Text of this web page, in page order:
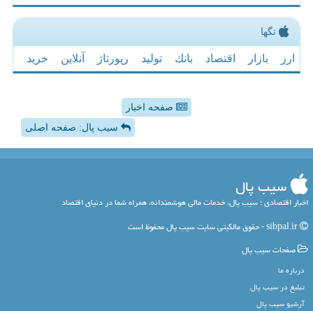
تگها
ارز بازار اقتصاد بانك تولید رپورتاژ آنلاین خرید
صفحه اخبار
سیب پال: صفحه اصلی
سیب پال
اخبار اقتصادی ؛ سیب پال، خدمات مالی هوشمندانه، همراه شما در دنیای اقتصاد
صفحات سیب پال
درباره ما
تبلیغ در سیب پال
آرشیو سیب پال